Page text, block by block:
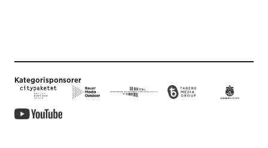
Kategorisponsorer